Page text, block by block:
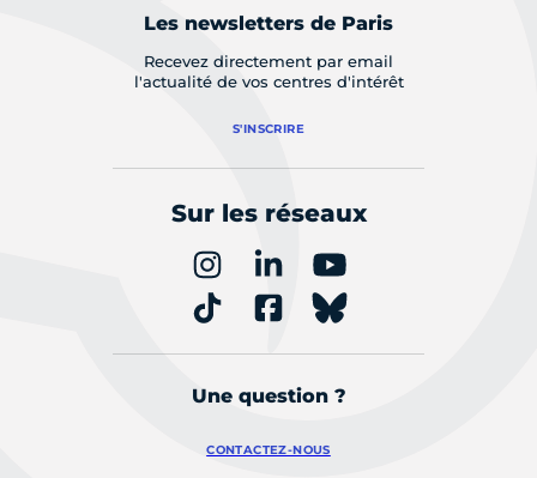
Les newsletters de Paris
Recevez directement par email
l'actualité de vos centres d'intérêt
S'INSCRIRE
Sur les réseaux
Une question ?
CONTACTEZ-NOUS